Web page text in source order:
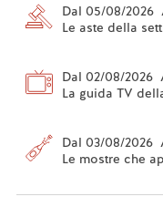
Dal 05/08/2026
Le aste della
Dal 02/08/2026
La guida TV
Dal 03/08/2026
Le mostre che